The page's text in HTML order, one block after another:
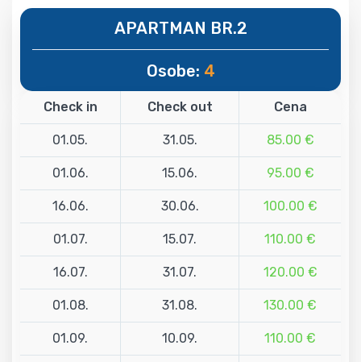
APARTMAN BR.2
Osobe: 4
Check in Check out Cena
01.05. 31.05. 85.00 €
01.06. 15.06. 95.00 €
16.06. 30.06. 100.00 €
01.07. 15.07. 110.00 €
16.07. 31.07. 120.00 €
01.08. 31.08. 130.00 €
01.09. 10.09. 110.00 €